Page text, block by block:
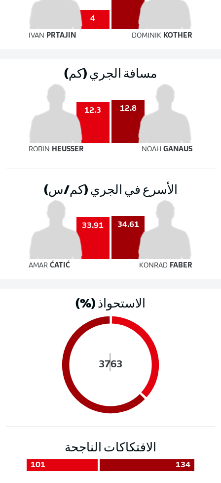
4
IVAN PRTAJIN DOMINIK KOTHER
مسافة الجري (كم)
12.8
12.3
ROBIN HEUSSER NOAHGANAUS
الأسرع في الجري (كم/س)
34.61
33.91
AMAR ĆATIĆ KONRAD FABER
الاستحواذ (%)
63
37
الافتكاكات الناجحة
134
101